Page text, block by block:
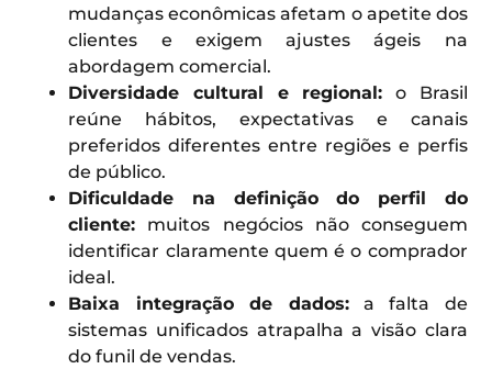
mudanças econômicas afetam o apetite dos
clientes e exigem ajustes ágeis na
abordagem comercial.
Diversidade cultural e regional: o Brasil
reúne hábitos, expectativas e canais
preferidos diferentes entre regiões e perfis
de público.
Dificuldade na definição do perfil do
cliente: muitos negócios não conseguem
identificar claramente quem é o comprador
ideal.
Baixa integração de dados:a falta de
sistemas unificados atrapalha a visão clara
do funil de vendas.